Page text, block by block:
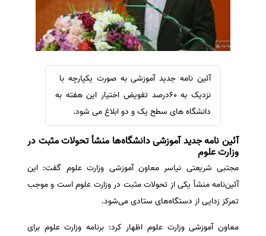
ترجمه عربی به فارسی
مشاهده همه زبان ها
سفارش ویرایش
سفارش پارافریز
سفارش فرمت‌بندی
سفارش کاهش کمیت
سفارش معرفی مجله
سفارش معرفی مقاله
سفارش معرفی کتاب
سفارش چکیده مبسوط
سفارش ترجمه مولتی‌مدیا
سفارش گویندگی
سفارش تولید محتوا
سفارش ترجمه همزمان
آئین نامه جدید آموزشی به صورت یکپارچه با
نزدیک به 60درصد تفویض اختیار این هفته به
دانشگاه های سطح یک و دو ابلاغ می شود.
آئین نامه جدید آموزشی دانشگاه‌ها منشأ تحولات مثبت در
وزارت علوم
مجتبی شریعتی نیاسر معاون آموزشی وزارت علوم گفت: این
آئین‌نامه منشأ یکی از تحولات مثبت در وزارت علوم است و موجب
تمرکز زدایی از دستگاه‌های ستادی می‌شود.
معاون آموزشی وزارت علوم اظهار کرد: برنامه وزارت علوم برای